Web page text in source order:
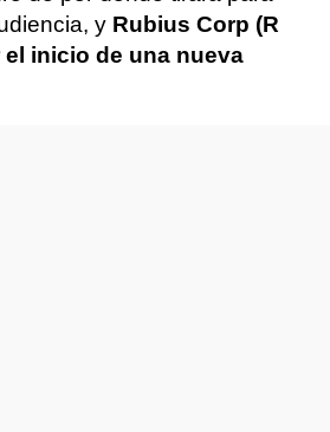
y Rubius Corp (R
inicio de una nueva